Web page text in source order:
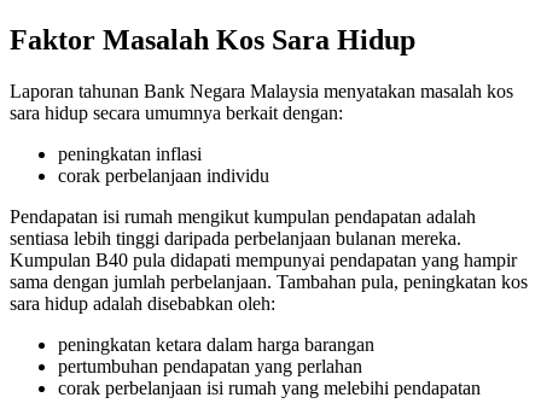
Faktor Masalah Kos Sara Hidup
Laporan tahunan Bank Negara Malaysia menyatakan masalah kos
sara hidup secara umumnya berkait dengan:
peningkatan inflasi
corak perbelanjaan individu
Pendapatan isi rumah mengikut kumpulan pendapatan adalah
sentiasa lebih tinggi daripada perbelanjaan bulanan mereka.
Kumpulan B40 pula didapati mempunyai pendapatan yang hampir
sama dengan jumlah perbelanjaan. Tambahan pula, peningkatan kos
sara hidup adalah disebabkan oleh:
peningkatan ketara dalam harga barangan
pertumbuhan pendapatan yang perlahan
corak perbelanjaan isi rumah yang melebihi pendapatan